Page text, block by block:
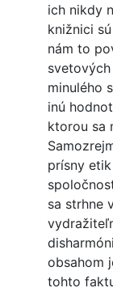
ich nikdy
knižnici
nám to
minulého
inú
ktorou sa
prísny
sa strhne
obsahom
tohto